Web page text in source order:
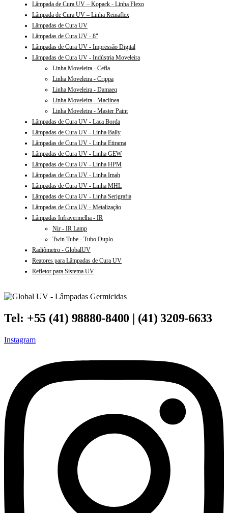
Lâmpada de Cura UV – Kopack - Linha Flexo
Lâmpada de Cura UV – Linha Reinaflex
Lâmpadas de Cura UV
Lâmpadas de Cura UV - 8"
Lâmpadas de Cura UV - Impressão Digital
Lâmpadas de Cura UV - Indústria Moveleira
Linha Moveleira - Cefla
Linha Moveleira - Crippa
Linha Moveleira - Damaeq
Linha Moveleira - Maclinea
Linha Moveleira - Master Paint
Lâmpadas de Cura UV - Laca Borda
Lâmpadas de Cura UV - Linha Bally
Lâmpadas de Cura UV - Linha Etirama
Lâmpadas de Cura UV - Linha GEW
Lâmpadas de Cura UV - Linha HPM
Lâmpadas de Cura UV - Linha Imah
Lâmpadas de Cura UV - Linha MHL
Lâmpadas de Cura UV - Linha Serigrafia
Lâmpadas de Cura UV - Metalização
Lâmpadas Infravermelha - IR
Nir - IR Lamp
Twin Tube - Tubo Duplo
Radiômetro - GlobalUV
Reatores para Lâmpadas de Cura UV
Refletor para Sistema UV
Tel: +55 (41) 98880-8400 | (41) 3209-6633
Instagram